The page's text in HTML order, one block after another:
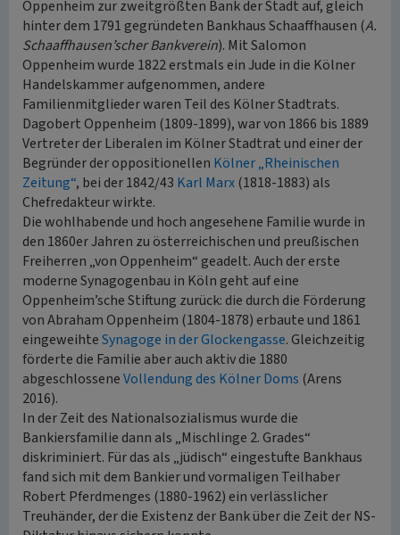
Oppenheim zur zweitgrößten Bank der Stadt auf, gleich
hinter dem 1791 gegründeten Bankhaus Schaaffhausen (A.
Schaaffhausen’scher Bankverein). Mit Salomon
Oppenheim wurde 1822 erstmals ein Jude in die Kölner
Handelskammer aufgenommen, andere
Familienmitglieder waren Teil des Kölner Stadtrats.
Dagobert Oppenheim (1809-1899), war von 1866 bis 1889
Vertreter der Liberalen im Kölner Stadtrat und einer der
Begründer der oppositionellen Kölner „Rheinischen
Zeitung“, bei der 1842/43 Karl Marx(1818-1883) als
Chefredakteur wirkte.
Die wohlhabende und hoch angesehene Familie wurde in
den 1860er Jahren zu österreichischen und preußischen
Freiherren „von Oppenheim“ geadelt. Auch der erste
moderne Synagogenbau in Köln geht auf eine
Oppenheim’sche Stiftung zurück: die durch die Förderung
von Abraham Oppenheim (1804-1878) erbaute und 1861
eingeweihteSynagoge in der Glockengasse. Gleichzeitig
förderte die Familie aber auch aktiv die 1880
abgeschlosseneVollendung des Kölner Doms (Arens
2016).
In der Zeit des Nationalsozialismus wurde die
Bankiersfamilie dann als „Mischlinge 2. Grades“
diskriminiert. Für das als „jüdisch“ eingestufte Bankhaus
fand sich mit dem Bankier und vormaligen Teilhaber
Robert Pferdmenges (1880-1962) ein verlässlicher
Treuhänder, der die Existenz der Bank über die Zeit der NS-